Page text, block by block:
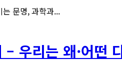
문명, 과학과...
우리는 왜·어떤